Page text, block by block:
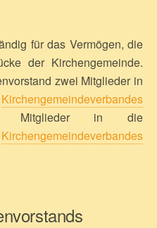
für das Vermögen, die
der Kirchengemeinde.
zwei Mitglieder in
Kirchengemeindeverbandes
in die
Kirchengemeindeverbandes